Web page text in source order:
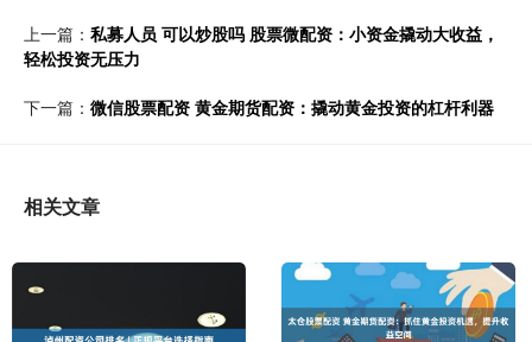
上一篇： 私募人员 可以炒股吗 股票微配资：小资金撬动大收益，
轻松投资无压力
下一篇： 微信股票配资 黄金期货配资：撬动黄金投资的杠杆利器
相关文章